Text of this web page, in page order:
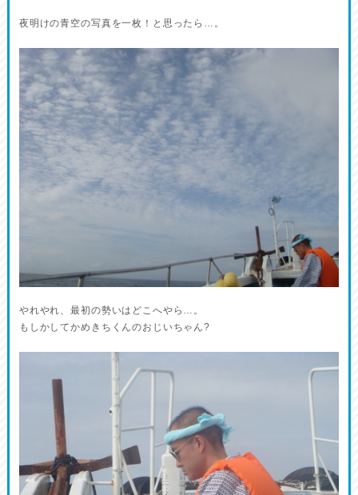
夜明けの青空の写真を一枚！と思ったら…。
やれやれ、最初の勢いはどこへやら…。
もしかしてかめきちくんのおじいちゃん?